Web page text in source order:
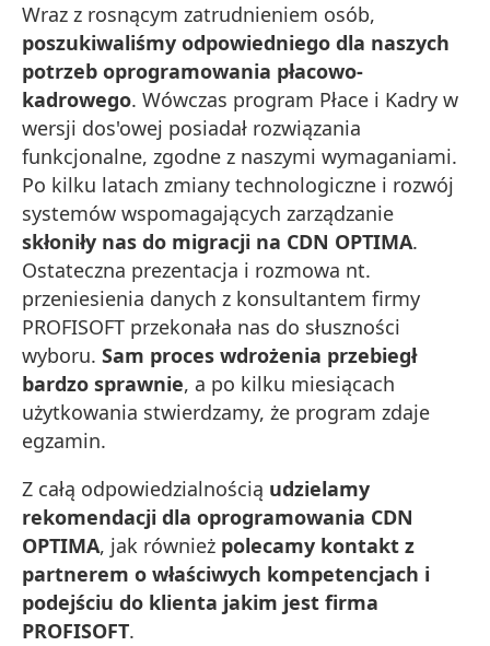
Wraz z rosnącym zatrudnieniem osób,
poszukiwaliśmy odpowiedniego dla naszych
potrzeb oprogramowania płacowo-
kadrowego. Wówczas program Płace i Kadry w
wersji dos'owej posiadał rozwiązania
funkcjonalne, zgodne z naszymi wymaganiami.
Po kilku latach zmiany technologiczne i rozwój
systemów wspomagających zarządzanie
skłoniły nas do migracji na CDN OPTIMA.
Ostateczna prezentacja i rozmowa nt.
przeniesienia danych z konsultantem firmy
PROFISOFT przekonała nas do słuszności
wyboru. Sam proces wdrożenia przebiegł
bardzo sprawnie, a po kilku miesiącach
użytkowania stwierdzamy, że program zdaje
egzamin.
Z całą odpowiedzialnością udzielamy
rekomendacji dla oprogramowania CDN
OPTIMA, jak również polecamy kontakt z
partnerem o właściwych kompetencjach i
podejściu do klienta jakim jest firma
PROFISOFT.